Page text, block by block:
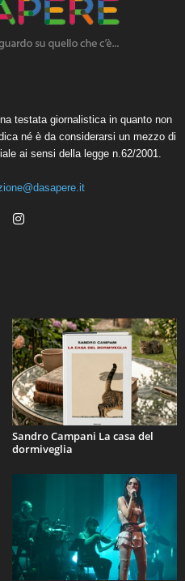
testata giornalistica in quanto non
né è da considerarsi un mezzo di
ai sensi della legge n.62/2001.
Sandro Campani La casa del
dormiveglia